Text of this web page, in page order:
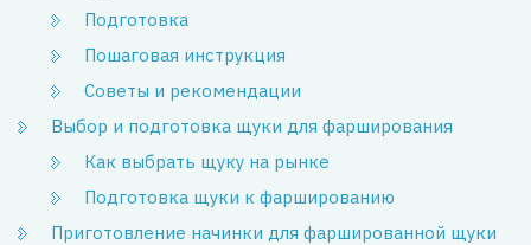
Подготовка
Пошаговая инструкция
Советы и рекомендации
Выбор и подготовка щуки для фарширования
Как выбрать щуку на рынке
Подготовка щуки к фаршированию
Приготовление начинки для фаршированной щуки